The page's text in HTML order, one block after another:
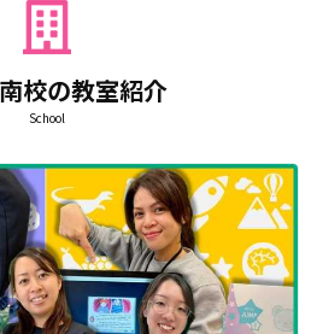
校の教室紹介
School